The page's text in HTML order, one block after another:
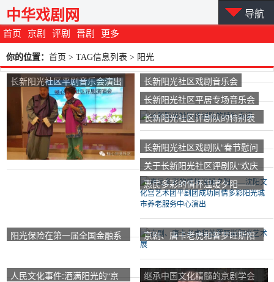
首页 京剧 评剧 晋剧 更多
中华戏剧网 导航
你的位置： 首页 > TAG信息列表 > 阳光
长新阳光社区平剧音乐会演出
长新阳光社区戏剧音乐会
长新阳光社区平居专场音乐会
长新阳光社区评剧队的特别表
演
长新阳光社区戏剧队“春节慰问
专场”
关于长新阳光社区评剧队“欢庆
十一、迎接重阳”特别演出的通
知
惠民多彩的情怀温暖夕阳——
沈阳文化宫艺术团平剧团成功
心演出
阳光保险在第一届全国金融系
京剧、唐卡老虎和普罗旺斯阳
光艺术展
人民文化事件:洒满阳光的“京
继承中国文化精髓的京剧学会